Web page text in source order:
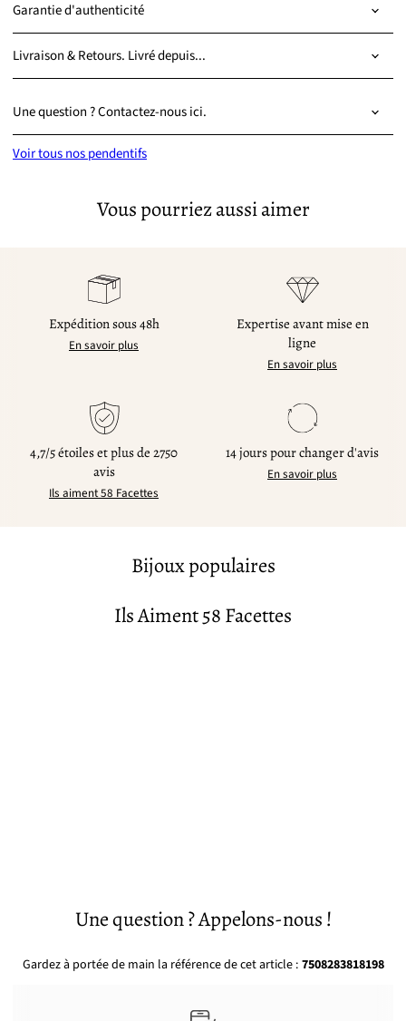
Garantie d'authenticité
Livraison & Retours. Livré depuis...
Une question ? Contactez-nous ici.
Voir tous nos pendentifs
Vous pourriez aussi aimer
Expédition sous 48h
En savoir plus
Expertise avant mise en
ligne
En savoir plus
4,7/5 étoiles et plus de 2750
avis
Ils aiment 58 Facettes
14 jours pour changer d'avis
En savoir plus
Bijoux populaires
Ils Aiment 58 Facettes
Une question ? Appelons-nous !
Gardez à portée de main la référence de cet article : 7508283818198